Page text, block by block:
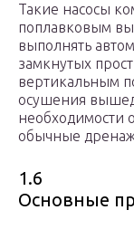
Такие насосы
поплавковым
выполнять
замкнутых
вертикальным
осушения
необходимости
обычные
1.6
Основные